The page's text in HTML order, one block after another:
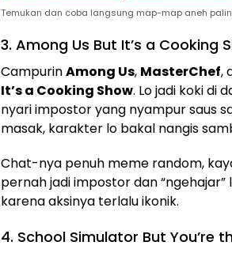
Temukan dan coba langsung map-map aneh
3. Among Us But It’s a Cooking
CampurinAmong Us, MasterChef,
It’s a Cooking Show. Lo jadi koki di
nyari impostor yang nyampur saus
masak, karakter lo bakal nangis
Chat-nya penuh meme random,
pernah jadi impostor dan
karena aksinya terlalu ikonik.
4. School Simulator But You’re